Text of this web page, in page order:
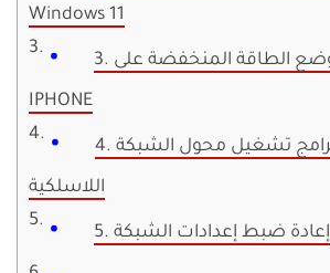
Windows 11
3. تعطيل وضع الطاقة المنخفضة على
IPHONE
4. تحديث برامج تشغيل محول الشبكة
اللاسلكية
5. إعادة ضبط إعدادات الشبكة